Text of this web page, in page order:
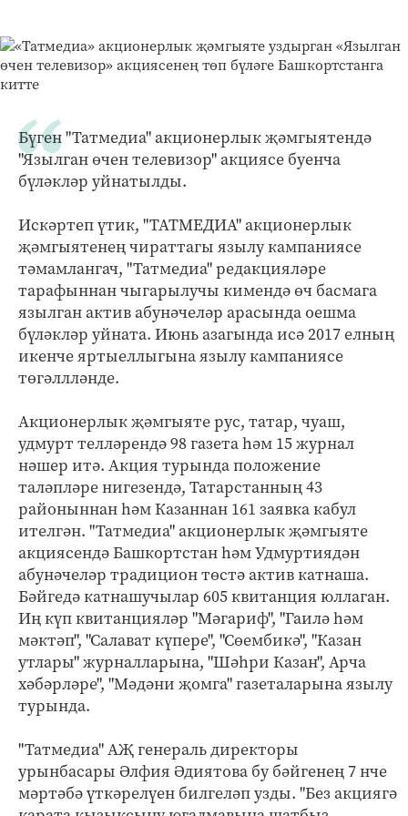
Бүген "Татмедиа" акционерлык җәмгыятендә
"Язылган өчен телевизор" акциясе буенча
бүләкләр уйнатылды.
Искәртеп үтик, "ТАТМЕДИА" акционерлык
җәмгыятенең чираттагы язылу кампаниясе
тәмамлангач, "Татмедиа" редакцияләре
тарафыннан чыгарылучы кимендә өч басмага
язылган актив абунәчеләр арасында оешма
бүләкләр уйната. Июнь азагында исә 2017 елның
икенче яртыеллыгына язылу кампаниясе
төгәллләнде.
Акционерлык җәмгыяте рус, татар, чуаш,
удмурт телләрендә 98 газета һәм 15 журнал
нәшер итә. Акция турында положение
таләпләре нигезендә, Татарстанның 43
районыннан һәм Казаннан 161 заявка кабул
ителгән. "Татмедиа" акционерлык җәмгыяте
акциясендә Башкортстан һәм Удмуртиядән
абунәчеләр традицион төстә актив катнаша.
Бәйгедә катнашучылар 605 квитанция юллаган.
Иң күп квитанцияләр "Мәгариф", "Гаилә һәм
мәктәп", "Салават күпере", "Сөембикә", "Казан
утлары" журналларына, "Шәһри Казан", Арча
хәбәрләре", "Мәдәни җомга" газеталарына язылу
турында.
"Татмедиа" АҖ генераль директоры
урынбасары Әлфия Әдиятова бу бәйгенең 7 нче
мәртәбә үткәрелүен билгеләп узды. "Без акциягә